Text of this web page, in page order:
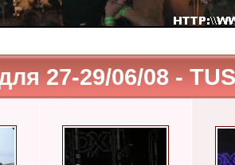
27-29/06/08 -